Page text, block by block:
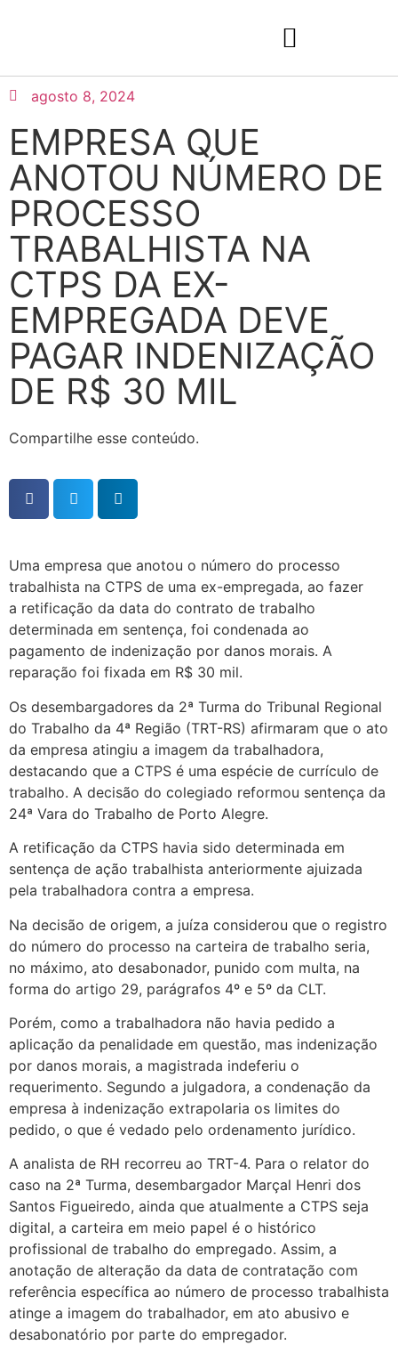
agosto 8, 2024
EMPRESA QUE
ANOTOU NÚMERO DE
PROCESSO
TRABALHISTA NA
CTPS DA EX-
EMPREGADA DEVE
PAGAR INDENIZAÇÃO
DE R$ 30 MIL
Compartilhe esse conteúdo.
Uma empresa que anotou o número do processo
trabalhista na CTPS de uma ex-empregada, ao fazer
a retificação da data do contrato de trabalho
determinada em sentença, foi condenada ao
pagamento de indenização por danos morais. A
reparação foi fixada em R$ 30 mil.
Os desembargadores da 2ª Turma do Tribunal Regional
do Trabalho da 4ª Região (TRT-RS) afirmaram que o ato
da empresa atingiu a imagem da trabalhadora,
destacando que a CTPS é uma espécie de currículo de
trabalho. A decisão do colegiado reformou sentença da
24ª Vara do Trabalho de Porto Alegre.
A retificação da CTPS havia sido determinada em
sentença de ação trabalhista anteriormente ajuizada
pela trabalhadora contra a empresa.
Na decisão de origem, a juíza considerou que o registro
do número do processo na carteira de trabalho seria,
no máximo, ato desabonador, punido com multa, na
forma do artigo 29, parágrafos 4º e 5º da CLT.
Porém, como a trabalhadora não havia pedido a
aplicação da penalidade em questão, mas indenização
por danos morais, a magistrada indeferiu o
requerimento. Segundo a julgadora, a condenação da
empresa à indenização extrapolaria os limites do
pedido, o que é vedado pelo ordenamento jurídico.
A analista de RH recorreu ao TRT-4. Para o relator do
caso na 2ª Turma, desembargador Marçal Henri dos
Santos Figueiredo, ainda que atualmente a CTPS seja
digital, a carteira em meio papel é o histórico
profissional de trabalho do empregado. Assim, a
anotação de alteração da data de contratação com
referência específica ao número de processo trabalhista
atinge a imagem do trabalhador, em ato abusivo e
desabonatório por parte do empregador.